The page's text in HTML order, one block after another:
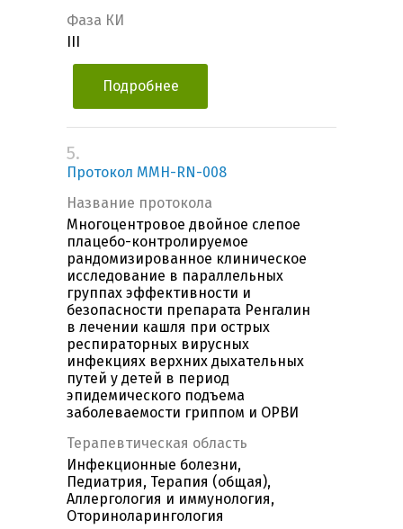
Фаза КИ
Подробнее
5.
Протокол MMH-RN-008
Название протокола
Многоцентровое двойное слепое
плацебо-контролируемое
рандомизированное клиническое
исследование в параллельных
группах эффективности и
безопасности препарата Ренгалин
в лечении кашля при острых
респираторных вирусных
инфекциях верхних дыхательных
путей у детей в период
эпидемического подъема
заболеваемости гриппом и ОРВИ
Терапевтическая область
Инфекционные болезни,
Педиатрия, Терапия (общая),
Аллергология и иммунология,
Оториноларингология